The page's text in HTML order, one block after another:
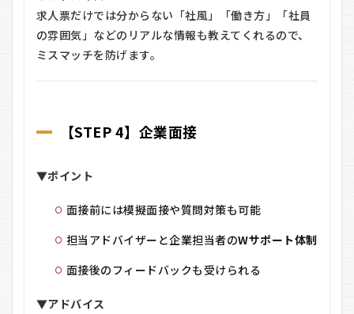
求人票だけでは分からない「社風」「働き方」「社員
の雰囲気」などのリアルな情報も教えてくれるので、
ミスマッチを防げます。
【STEP 4】企業面接
▼ポイント
面接前には模擬面接や質問対策も可能
担当アドバイザーと企業担当者のWサポート体制
面接後のフィードバックも受けられる
▼アドバイス